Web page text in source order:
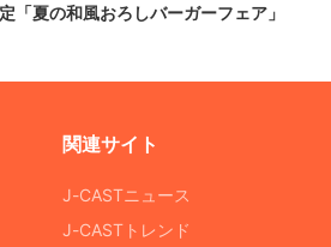
夏の和風おろしバーガーフェア」
関連サイト
J-CASTニュース
J-CASTトレンド